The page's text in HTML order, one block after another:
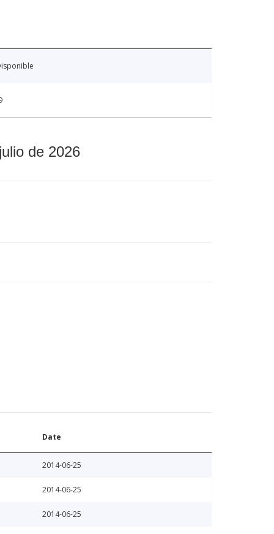
de 2026
Date
2014-06-25
2014-06-25
2014-06-25